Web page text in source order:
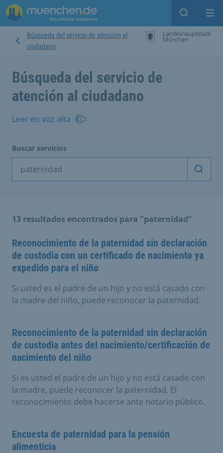
Open
Búsqueda del servicio de atención al
ciudadano
Búsqueda del servicio de
atención al ciudadano
Leer en voz alta
Buscar servicios
13 resultados encontrados para "paternidad"
Reconocimiento de la paternidad sin declaración
de custodia con un certificado de nacimiento ya
expedido para el niño
Si usted es el padre de un hijo y no está casado con
la madre del niño, puede reconocer la paternidad.
Reconocimiento de la paternidad sin declaración
de custodia antes del nacimiento/certificación de
nacimiento del niño
Si es usted el padre de un hijo y no está casado con
la madre, puede reconocer la paternidad. El
reconocimiento debe hacerse ante notario público.
Encuesta de paternidad para la pensión
alimenticia